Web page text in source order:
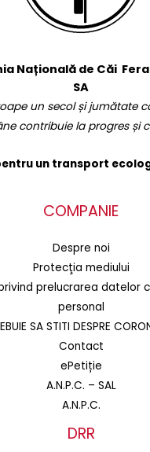
Națională de Căi
SA
un secol și jumătate
contribuie la progres și
un transport
COMPANIE
Despre noi
Protecţia mediului
prelucrarea datelor
personal
SA STITI DESPRE
Contact
ePetiție
A.N.P.C. – SAL
A.N.P.C.
DRR